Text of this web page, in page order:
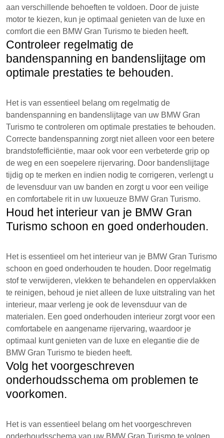
aan verschillende behoeften te voldoen. Door de juiste
motor te kiezen, kun je optimaal genieten van de luxe en
comfort die een BMW Gran Turismo te bieden heeft.
Controleer regelmatig de
bandenspanning en bandenslijtage om
optimale prestaties te behouden.
Het is van essentieel belang om regelmatig de
bandenspanning en bandenslijtage van uw BMW Gran
Turismo te controleren om optimale prestaties te behouden.
Correcte bandenspanning zorgt niet alleen voor een betere
brandstofefficiëntie, maar ook voor een verbeterde grip op
de weg en een soepelere rijervaring. Door bandenslijtage
tijdig op te merken en indien nodig te corrigeren, verlengt u
de levensduur van uw banden en zorgt u voor een veilige
en comfortabele rit in uw luxueuze BMW Gran Turismo.
Houd het interieur van je BMW Gran
Turismo schoon en goed onderhouden.
Het is essentieel om het interieur van je BMW Gran Turismo
schoon en goed onderhouden te houden. Door regelmatig
stof te verwijderen, vlekken te behandelen en oppervlakken
te reinigen, behoud je niet alleen de luxe uitstraling van het
interieur, maar verleng je ook de levensduur van de
materialen. Een goed onderhouden interieur zorgt voor een
comfortabele en aangename rijervaring, waardoor je
optimaal kunt genieten van de luxe en elegantie die de
BMW Gran Turismo te bieden heeft.
Volg het voorgeschreven
onderhoudsschema om problemen te
voorkomen.
Het is van essentieel belang om het voorgeschreven
onderhoudsschema van uw BMW Gran Turismo te volgen